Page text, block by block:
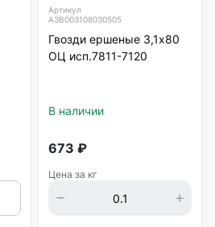
Артикул
А3В003108030505
Гвозди ершеные 3,1х80
ОЦ исп.7811-7120
В наличии
673 ₽
Цена за кг